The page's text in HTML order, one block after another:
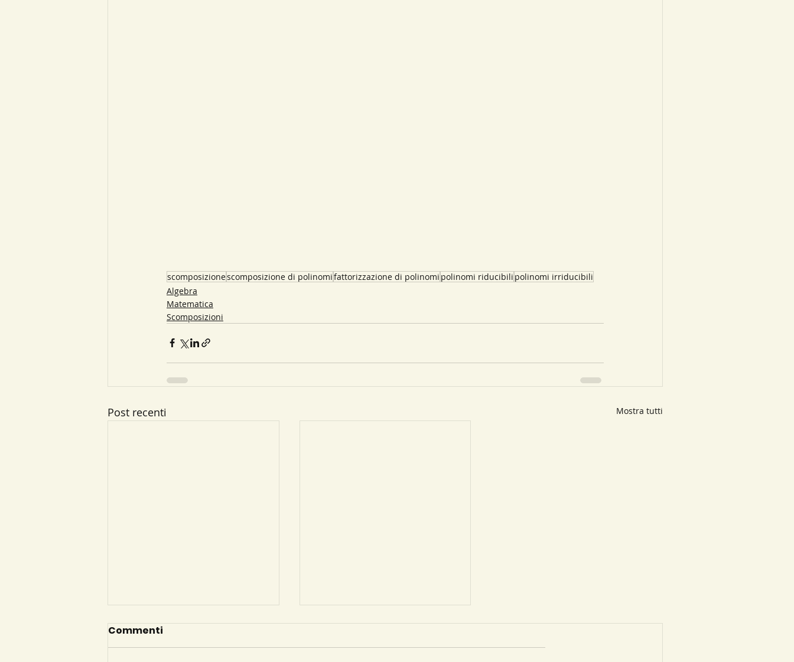
scomposizionescomposizione di polinomifattorizzazione di polinomi polinomi riducibili polinomi irriducibili
Algebra
Matematica
Scomposizioni
Post recenti Mostra tutti
Commenti